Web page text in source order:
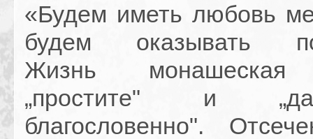
«Будем иметь любовь
будем оказывать
Жизнь монашеская
„простите" и
благословенно".